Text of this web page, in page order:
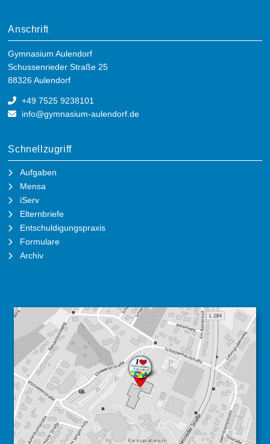
Anschrift
Gymnasium Aulendorf
Schussenrieder Straße 25
88326 Aulendorf
+49 7525 9238101
info@gymnasium-aulendorf.de
Schnellzugriff
Aufgaben
Mensa
iServ
Elternbriefe
Entschuldigungspraxis
Formulare
Archiv